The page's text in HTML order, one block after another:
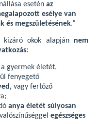
esetén az
esélye van
és megszületésének.”
okok alapján nem
a gyermek életét,
fenyegető
vagy fertőző
anya életét súlyosan
egészséges